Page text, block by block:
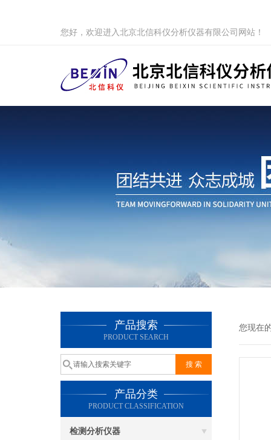
您好，欢迎进入北京北信科仪分析仪器有限公司网站！
产品搜索
PRODUCT SEARCH
产品分类
PRODUCT CLASSIFICATION
检测分析仪器
您现在